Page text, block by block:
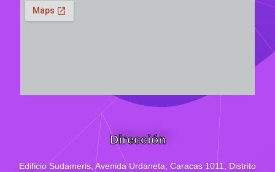
Dirección
Edificio Sudameris, Avenida Urdaneta, Caracas 1011, Distrito